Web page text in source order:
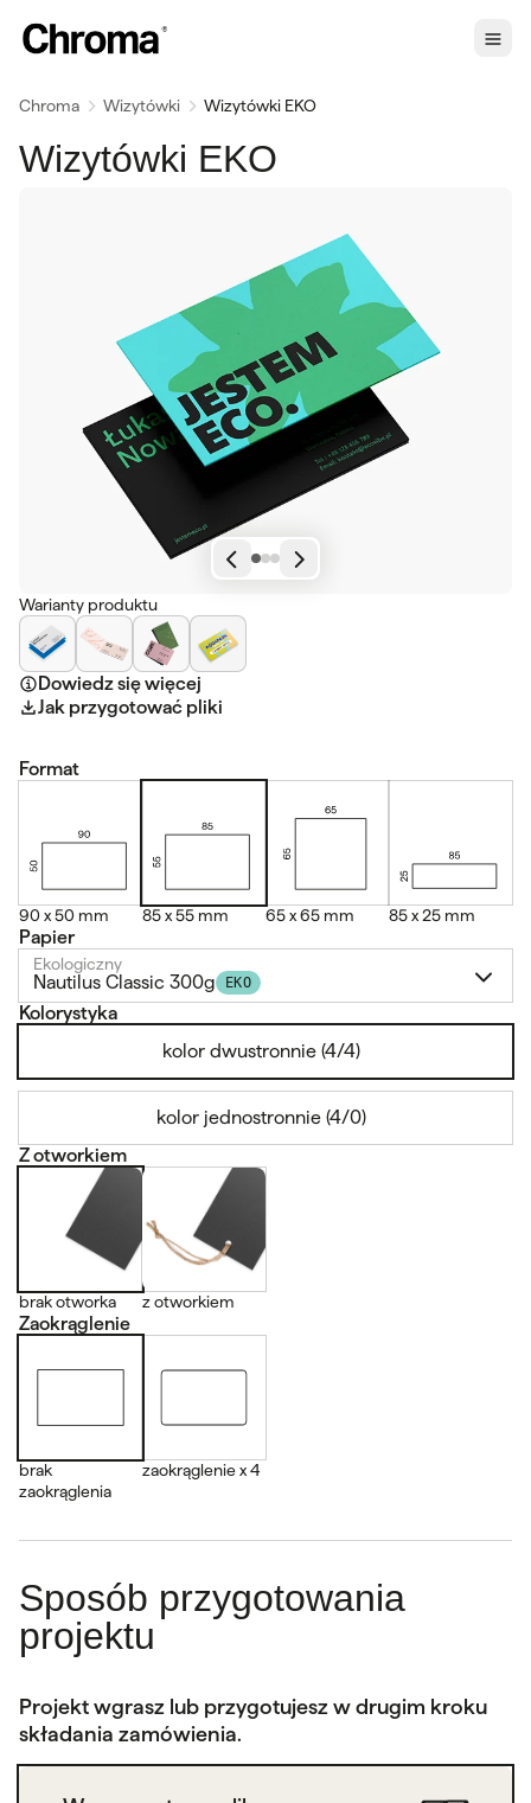
Chroma Wizytówki Wizytówki EKO
Wizytówki EKO
Warianty produktu
Dowiedz się więcej
Jak przygotować pliki
Format
90 x 50 mm 85 x 55 mm 65 x 65 mm 85 x 25 mm
Papier
Ekologiczny
Nautilus Classic 300g EKO
Kolorystyka
kolor dwustronnie (4/4)
kolor jednostronnie (4/0)
Z otworkiem
brak otworka z otworkiem
Zaokrąglenie
brak
zaokrąglenia
zaokrąglenie x 4
Sposób przygotowania
projektu
Projekt wgrasz lub przygotujesz w drugim kroku
składania zamówienia.